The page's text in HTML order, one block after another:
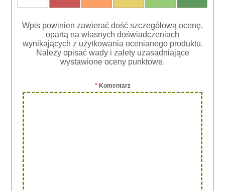
Wpis powinien zawierać dość szczegółową ocenę,
opartą na własnych doświadczeniach
wynikających z użytkowania ocenianego produktu.
Należy opisać wady i zalety uzasadniające
wystawione oceny punktowe.
*Komentarz